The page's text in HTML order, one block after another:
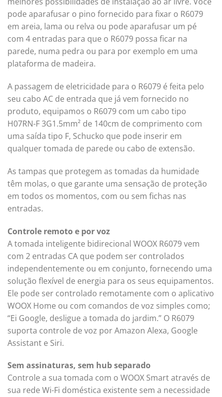
pode aparafusar o pino fornecido para fixar o R6079
em areia, lama ou relva ou pode aparafusar um pé
com 4 entradas para que o R6079 possa ficar na
parede, numa pedra ou para por exemplo em uma
plataforma de madeira.
A passagem de eletricidade para o R6079 é feita pelo
seu cabo AC de entrada que já vem fornecido no
produto, equipamos o R6079 com um cabo tipo
H07RN-F 3G1.5mm² de 140cm de comprimento com
uma saída tipo F, Schucko que pode inserir em
qualquer tomada de parede ou cabo de extensão.
As tampas que protegem as tomadas da humidade
têm molas, o que garante uma sensação de proteção
em todos os momentos, com ou sem fichas nas
entradas.
Controle remoto e por voz
A tomada inteligente bidirecional WOOX R6079 vem
com 2 entradas CA que podem ser controlados
independentemente ou em conjunto, fornecendo uma
solução flexível de energia para os seus equipamentos.
Ele pode ser controlado remotamente com o aplicativo
WOOX Home ou com comandos de voz simples como;
“Ei Google, desligue a tomada do jardim.” O R6079
suporta controle de voz por Amazon Alexa, Google
Assistant e Siri.
Sem assinaturas, sem hub separado
Controle a sua tomada com o WOOX Smart através de
sua rede Wi-Fi doméstica existente sem a necessidade